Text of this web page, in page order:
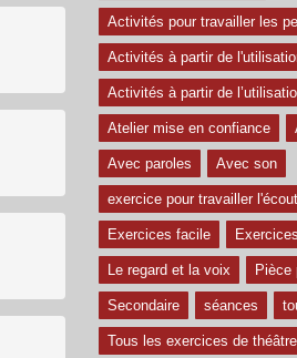
Activités pour travailler les
Activités à partir de
Activités à partir de
Atelier mise en confiance
Avec paroles Avec son
exercice pour travailler
Exercices facile
Le regard et la voix Pièce
Secondaire séances
Tous les exercices de théâtre